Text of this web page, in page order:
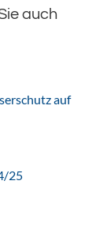
auch
auf
25